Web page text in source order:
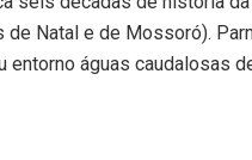
de Natal e de Mossoró).
entorno águas caudalosas